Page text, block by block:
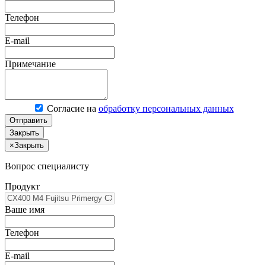
Телефон
E-mail
Примечание
Согласие на обработку персональных данных
Отправить
Закрыть
×Закрыть
Вопрос специалисту
Продукт
Ваше имя
Телефон
E-mail